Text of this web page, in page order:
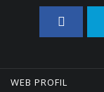
WEB PROFIL